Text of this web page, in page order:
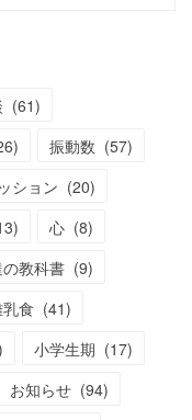
(61)
) 振動数 (57)
ション (20)
) 心 (8)
教科書 (9)
食 (41)
小学生期 (17)
お知らせ (94)